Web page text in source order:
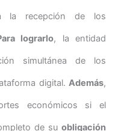
la recepción de los
lograrlo, la entidad
simultánea de los
digital. Además,
económicos si el
de su obligación